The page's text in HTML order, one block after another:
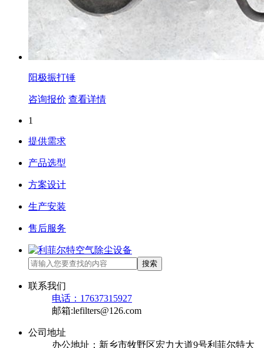
阳极振打锤
咨询报价 查看详情
1
提供需求
产品选型
方案设计
生产安装
售后服务
搜索
联系我们
电话：17637315927
邮箱:lefilters@126.com
公司地址
办公地址：新乡市牧野区宏力大道9号利菲尔特大